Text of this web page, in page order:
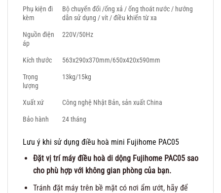
Phụ kiện đi
kèm
Bộ chuyển đổi /ống xả / ống thoát nước / hướng
dẫn sử dụng / vít / điều khiển từ xa
Nguồn điện
áp
220V/50Hz
Kích thước
563x290x370mm/650x420x590mm
Trọng
lượng
13kg/15kg
Xuất xứ
Công nghệ Nhật Bản, sản xuất China
Bảo hành
24 tháng
Lưu ý khi sử dụng điều hoà mini Fujihome PAC05
Đặt vị trí máy điều hoà di dộng Fujihome PAC05 sao
cho phù hợp với không gian phòng của bạn.
Tránh đặt máy trên bề mặt có nơi ẩm ướt, hãy để